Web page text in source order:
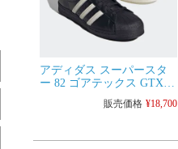
アディダス スーパースタ
ー 82 ゴアテックス GTX
adidas Originals OPW29 メ
ンズ レディース シューズ
販売価格 ¥18,700